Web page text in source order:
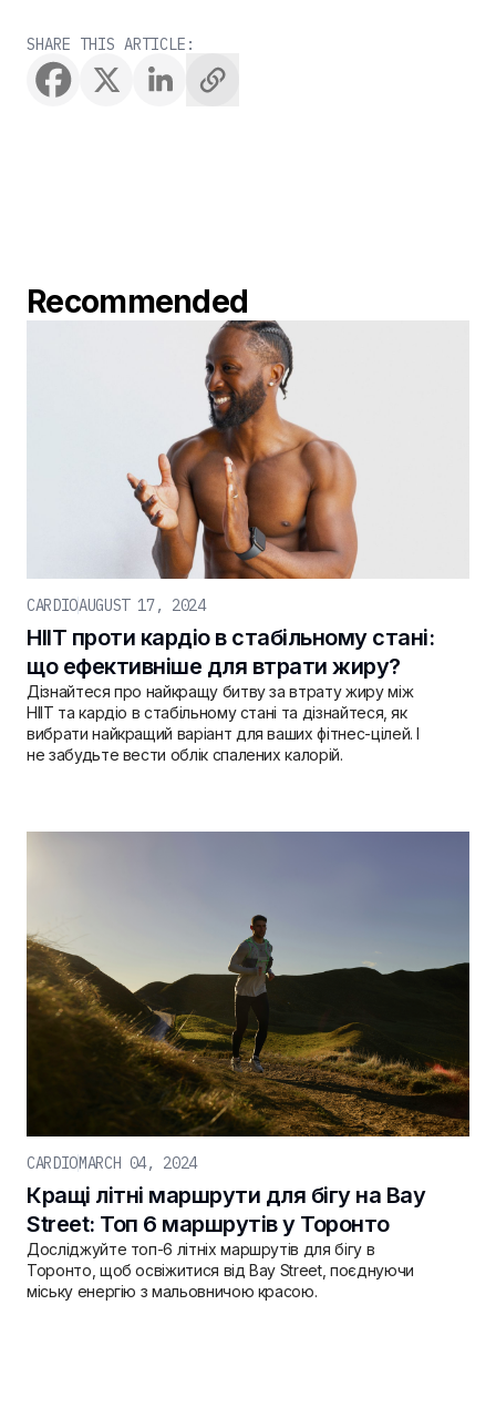
SHARE THIS ARTICLE:
Recommended
CARDIOAUGUST 17, 2024
HIIT проти кардіо в стабільному стані:
що ефективніше для втрати жиру?
Дізнайтеся про найкращу битву за втрату жиру між
HIIT та кардіо в стабільному стані та дізнайтеся, як
вибрати найкращий варіант для ваших фітнес-цілей. І
не забудьте вести облік спалених калорій.
CARDIOMARCH 04, 2024
Кращі літні маршрути для бігу на Bay
Street: Топ 6 маршрутів у Торонто
Досліджуйте топ-6 літніх маршрутів для бігу в
Торонто, щоб освіжитися від Bay Street, поєднуючи
міську енергію з мальовничою красою.